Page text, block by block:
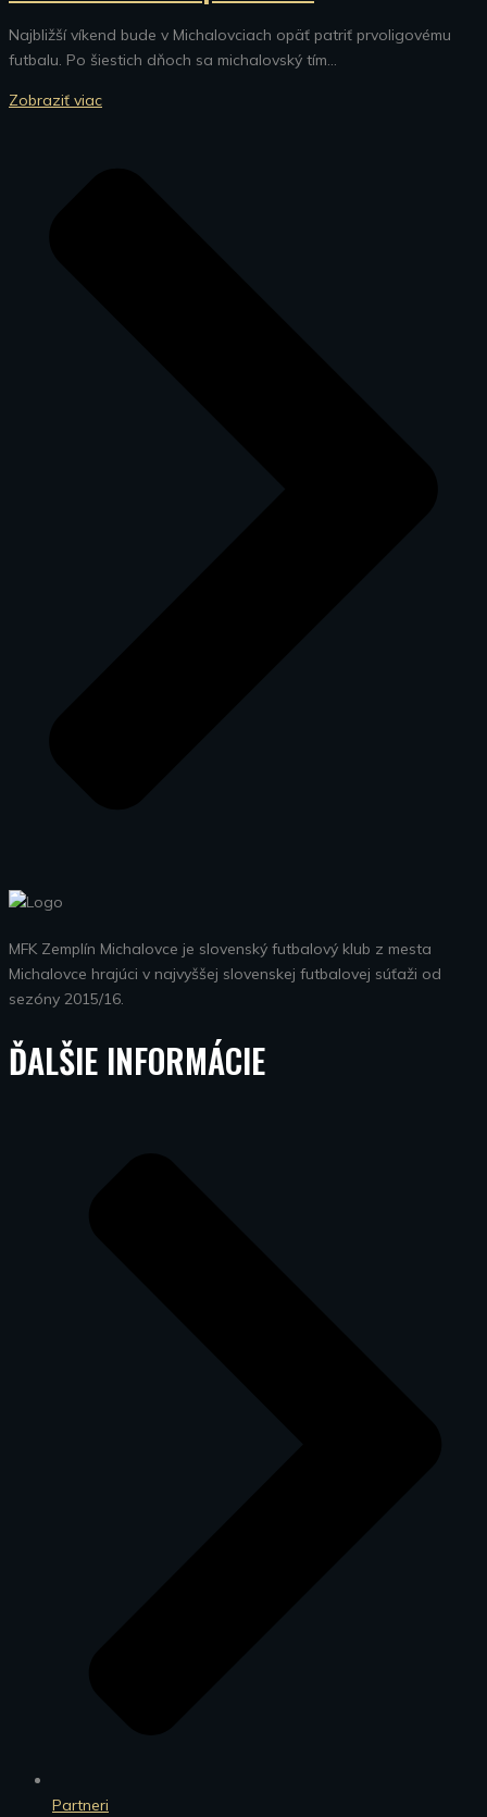
Najbližší víkend bude v Michalovciach opäť patriť prvoligovému
futbalu. Po šiestich dňoch sa michalovský tím...
Zobraziť viac
MFK Zemplín Michalovce je slovenský futbalový klub z mesta
Michalovce hrajúci v najvyššej slovenskej futbalovej súťaži od
sezóny 2015/16.
ĎALŠIE INFORMÁCIE
Partneri